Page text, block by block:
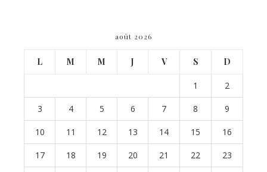
août 2026
L M M J V S D
1 2
3 4 5 6 7 8 9
10 11 12 13 14 15 16
17 18 19 20 21 22 23